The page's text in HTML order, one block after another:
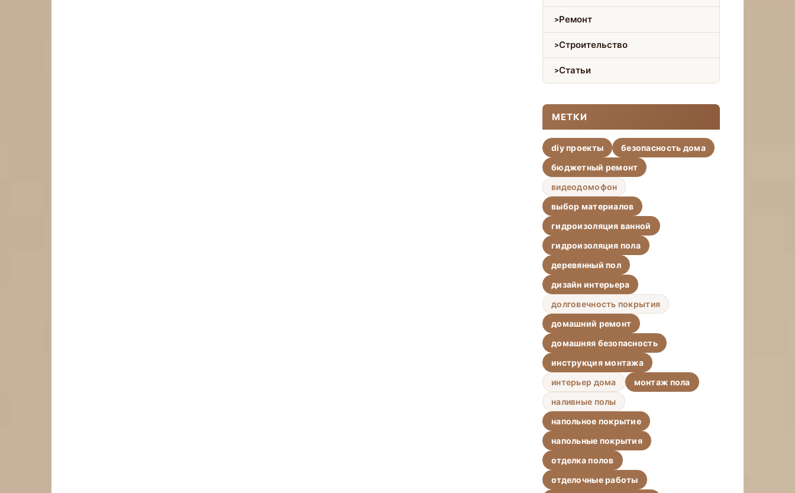
Ремонт
Строительство
Статьи
МЕТКИ
diy проекты
безопасность дома
бюджетный ремонт
видеодомофон
выбор материалов
гидроизоляция ванной
гидроизоляция пола
деревянный пол
дизайн интерьера
долговечность покрытия
домашний ремонт
домашняя безопасность
инструкция монтажа
интерьер дома
монтаж пола
наливные полы
напольное покрытие
напольные покрытия
отделка полов
отделочные работы